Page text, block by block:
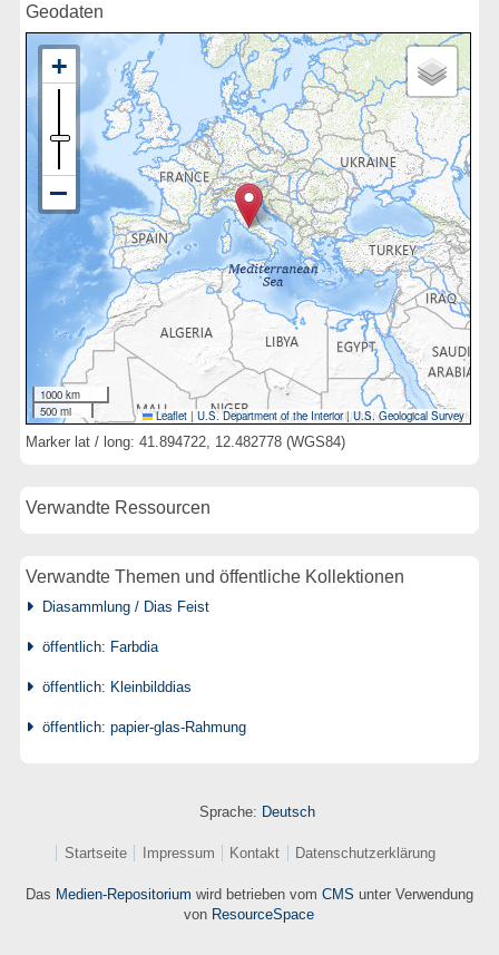
Geodaten
1000 km
500 mi
Leaflet | U.S. Department of the Interior|U.S. Geological Survey
Marker lat / long: 41.894722, 12.482778 (WGS84)
Verwandte Ressourcen
Verwandte Themen und öffentliche Kollektionen
Diasammlung / Dias Feist
öffentlich: Farbdia
öffentlich: Kleinbilddias
öffentlich: papier-glas-Rahmung
Sprache: Deutsch
Startseite Impressum Kontakt Datenschutzerklärung
Das Medien-Repositorium wird betrieben vom CMS unter Verwendung
von ResourceSpace